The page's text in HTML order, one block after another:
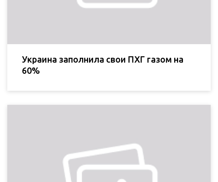
Украина заполнила свои ПХГ газом на
60%